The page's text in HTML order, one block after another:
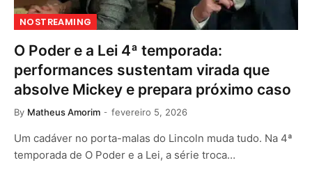
NOSTREAMING
O Poder e a Lei 4ª temporada:
performances sustentam virada que
absolve Mickey e prepara próximo caso
By Matheus Amorim fevereiro 5, 2026
Um cadáver no porta-malas do Lincoln muda tudo. Na 4ª
temporada de O Poder e a Lei, a série troca…